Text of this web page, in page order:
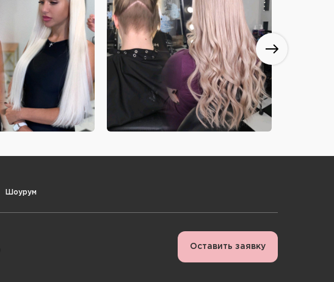
Шоурум
Оставить заявку